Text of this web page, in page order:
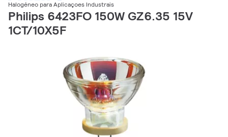
Halogéneo para Aplicaçoes Industrais
Philips 6423FO 150W GZ6.35 15V
1CT/10X5F